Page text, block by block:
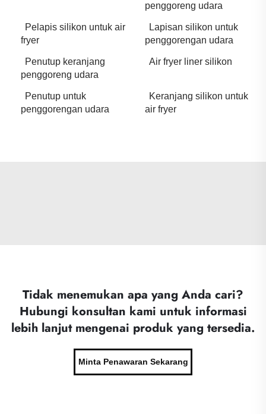
penggoreng udara
Pelapis silikon untuk air
fryer
Lapisan silikon untuk
penggorengan udara
Penutup keranjang
penggoreng udara
Air fryer liner silikon
Penutup untuk
penggorengan udara
Keranjang silikon untuk
air fryer
Tidak menemukan apa yang Anda cari?
Hubungi konsultan kami untuk informasi
lebih lanjut mengenai produk yang tersedia.
Minta Penawaran Sekarang